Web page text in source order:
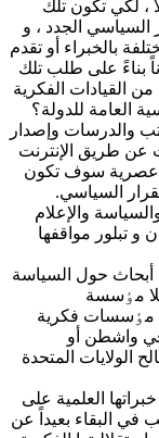
، لكي تكون تلك
الجدد ، و
بالخبراء أو تقدم
بناءً على طلب تلك
القيادات الفكرية
العامة للدولة؟
والدرسات وإصدار
عن طريق الإنترنت
عصرية سوف تكون
السياسي.
والإعلام
تبلور مواقفها
حول السياسة
مٶسسة
عام ١٩٢٧ بعد إندماج مٶسسات فكرية
في واشطن أو
الولايات المتحدة
العلمية على
في البقاء بعيداً عن